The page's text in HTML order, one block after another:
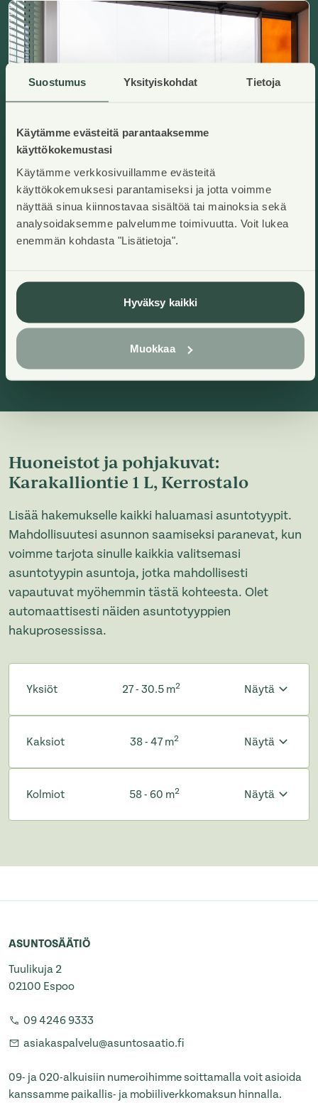
Suostumus Yksityiskohdat Tietoja
Käytämme evästeitä parantaaksemme
käyttökokemustasi
Käytämme verkkosivuillamme evästeitä
käyttökokemuksesi parantamiseksi ja jotta voimme
näyttää sinua kiinnostavaa sisältöä tai mainoksia sekä
analysoidaksemme palvelumme toimivuutta. Voit lukea
enemmän kohdasta "Lisätietoja".
Hyväksy kaikki
Muokkaa
Karakalliontie 1 L 17
Espoo, Karakallio
Käyttövastike/kk:776,24€
Asumisoikeusmaksu
2022
Huoneistot ja pohjakuvat:
Karakalliontie 1 L, Kerrostalo
Lisää hakemukselle kaikki haluamasi asuntotyypit.
Mahdollisuutesi asunnon saamiseksi paranevat, kun
voimme tarjota sinulle kaikkia valitsemasi
asuntotyypin asuntoja, jotka mahdollisesti
vapautuvat myöhemmin tästä kohteesta. Olet
automaattisesti näiden asuntotyyppien
hakuprosessissa.
Yksiöt 27 - 30.5 m2 Näytä
Kaksiot 38 - 47 m2 Näytä
Kolmiot 58 - 60 m2 Näytä
ASUNTOSÄÄTIÖ
Tuulikuja 2
02100 Espoo
09 4246 9333
asiakaspalvelu@asuntosaatio.fi
09- ja 020-alkuisiin numeroihimme soittamalla voit asioida
kanssamme paikallis- ja mobiiliverkkomaksun hinnalla.